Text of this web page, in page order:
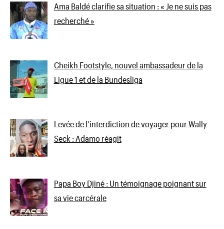
Ama Baldé clarifie sa situation : « Je ne suis pas
recherché »
Cheikh Footstyle, nouvel ambassadeur de la
Ligue 1 et de la Bundesliga
Levée de l’interdiction de voyager pour Wally
Seck : Adamo réagit
Papa Boy Djiné : Un témoignage poignant sur
sa vie carcérale